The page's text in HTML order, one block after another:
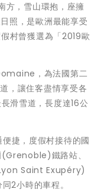
方，雪山環抱，座擁
照，是歐洲最能享受
村曾獲選為「2019歐
，為法國第二
，讓住客盡情享受各
滑雪道，長度達16公
捷，度假村接待的國
鐵路站、
Saint Exupéry)
2小時的車程。